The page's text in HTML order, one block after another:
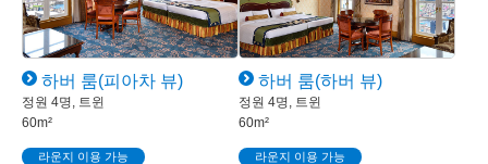
하버 룸(피아차 뷰)
정원 4명, 트윈
60m²
라운지 이용 가능
하버 룸(하버 뷰)
정원 4명, 트윈
60m²
라운지 이용 가능